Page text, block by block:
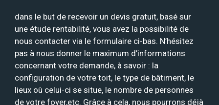
dans le but de recevoir un devis gratuit, basé sur
une étude rentabilité, vous avez la possibilité de
nous contacter via le formulaire ci-bas. N’hésitez
pas à nous donner le maximum d’informations
concernant votre demande, à savoir : la
configuration de votre toit, le type de bâtiment, le
lieux où celui-ci se situe, le nombre de personnes
de votre foyer,etc. Grâce à cela, nous pourrons déjà